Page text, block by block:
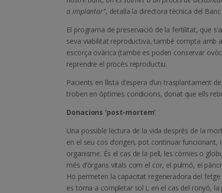
a implantar”, detalla la directora tècnica del
El programa de preservació de la fertilitat, que
seva viabilitat reproductiva, també compta amb
escorça ovàrica (també es poden conservar
reprendre el procés reproductiu.
Pacients en llista d’espera d’un trasplantament
troben en òptimes condicions, donat que ells
Donacions ‘post-mortem’
Una possible lectura de la vida després de la
en el seu cos d’origen, pot continuar funcionant,
organisme. És el cas de la pell, les còrnies o
més d’òrgans vitals com el cor, el pulmó, el
Ho permeten la capacitat regeneradora del
es torna a completar sol i, en el cas del ronyó,